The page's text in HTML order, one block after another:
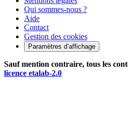
Qui sommes-nous ?
Aide
Contact
Gestion des cookies
Paramètres d’affichage
Sauf mention contraire, tous les
licence etalab-2.0